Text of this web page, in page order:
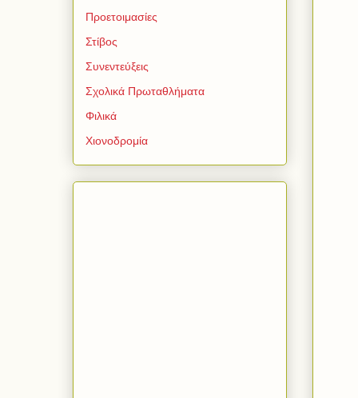
Προετοιμασίες
Στίβος
Συνεντεύξεις
Σχολικά Πρωταθλήματα
Φιλικά
Χιονοδρομία